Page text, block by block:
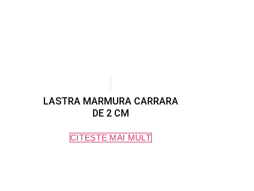
LASTRA MARMURA CARRARA
DE 2 CM
CITEȘTE MAI MULT